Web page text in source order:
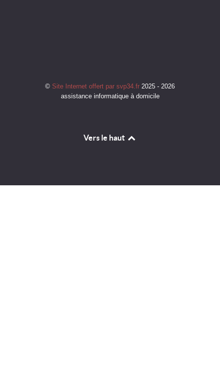
© Site Internet offert par svp34.fr 2025 - 2026
assistance informatique à domicile
Vers le haut